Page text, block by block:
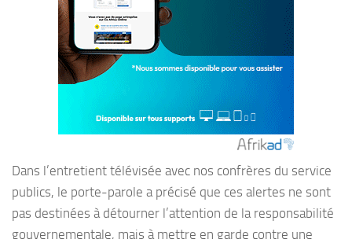
Dans l’entretient télévisée avec nos confrères du service
publics, le porte-parole a précisé que ces alertes ne sont
pas destinées à détourner l’attention de la responsabilité
gouvernementale, mais à mettre en garde contre une